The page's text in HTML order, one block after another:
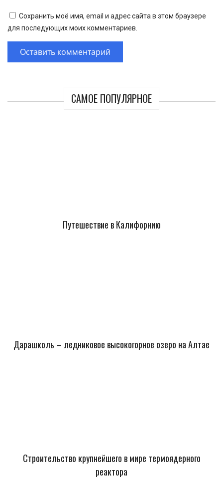
САМОЕ ПОПУЛЯРНОЕ
Путешествие в Калифорнию
Дарашколь – ледниковое высокогорное озеро на Алтае
Строительство крупнейшего в мире термоядерного
реактора
Сохранить моё имя, email и адрес сайта в этом браузере
для последующих моих комментариев.